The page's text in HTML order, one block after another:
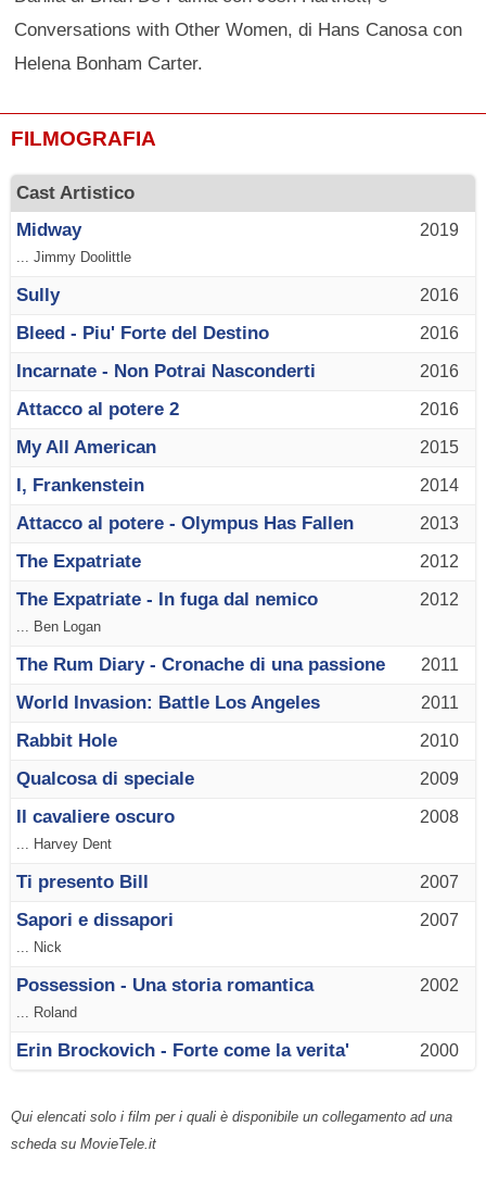
Conversations with Other Women, di Hans Canosa con
Helena Bonham Carter.
FILMOGRAFIA
Cast Artistico
2019
Midway
... Jimmy Doolittle
2016
Sully
2016
Bleed - Piu' Forte del Destino
2016
Incarnate - Non Potrai Nasconderti
2016
Attacco al potere 2
2015
My All American
2014
I, Frankenstein
2013
Attacco al potere - Olympus Has Fallen
2012
The Expatriate
2012
The Expatriate - In fuga dal nemico
... Ben Logan
2011
The Rum Diary - Cronache di una passione
2011
World Invasion: Battle Los Angeles
2010
Rabbit Hole
2009
Qualcosa di speciale
2008
Il cavaliere oscuro
... Harvey Dent
2007
Ti presento Bill
2007
Sapori e dissapori
... Nick
2002
Possession - Una storia romantica
... Roland
2000
Erin Brockovich - Forte come la verita'
Qui elencati solo i film per i quali è disponibile un collegamento ad una
scheda su MovieTele.it